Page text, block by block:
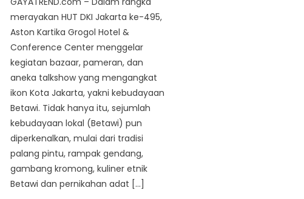
merayakan HUT DKI Jakarta ke-495,
Aston Kartika Grogol Hotel &
Conference Center menggelar
kegiatan bazaar, pameran, dan
aneka talkshow yang mengangkat
ikon Kota Jakarta, yakni kebudayaan
Betawi. Tidak hanya itu, sejumlah
kebudayaan lokal (Betawi) pun
diperkenalkan, mulai dari tradisi
palang pintu, rampak gendang,
gambang kromong, kuliner etnik
Betawi dan pernikahan adat […]